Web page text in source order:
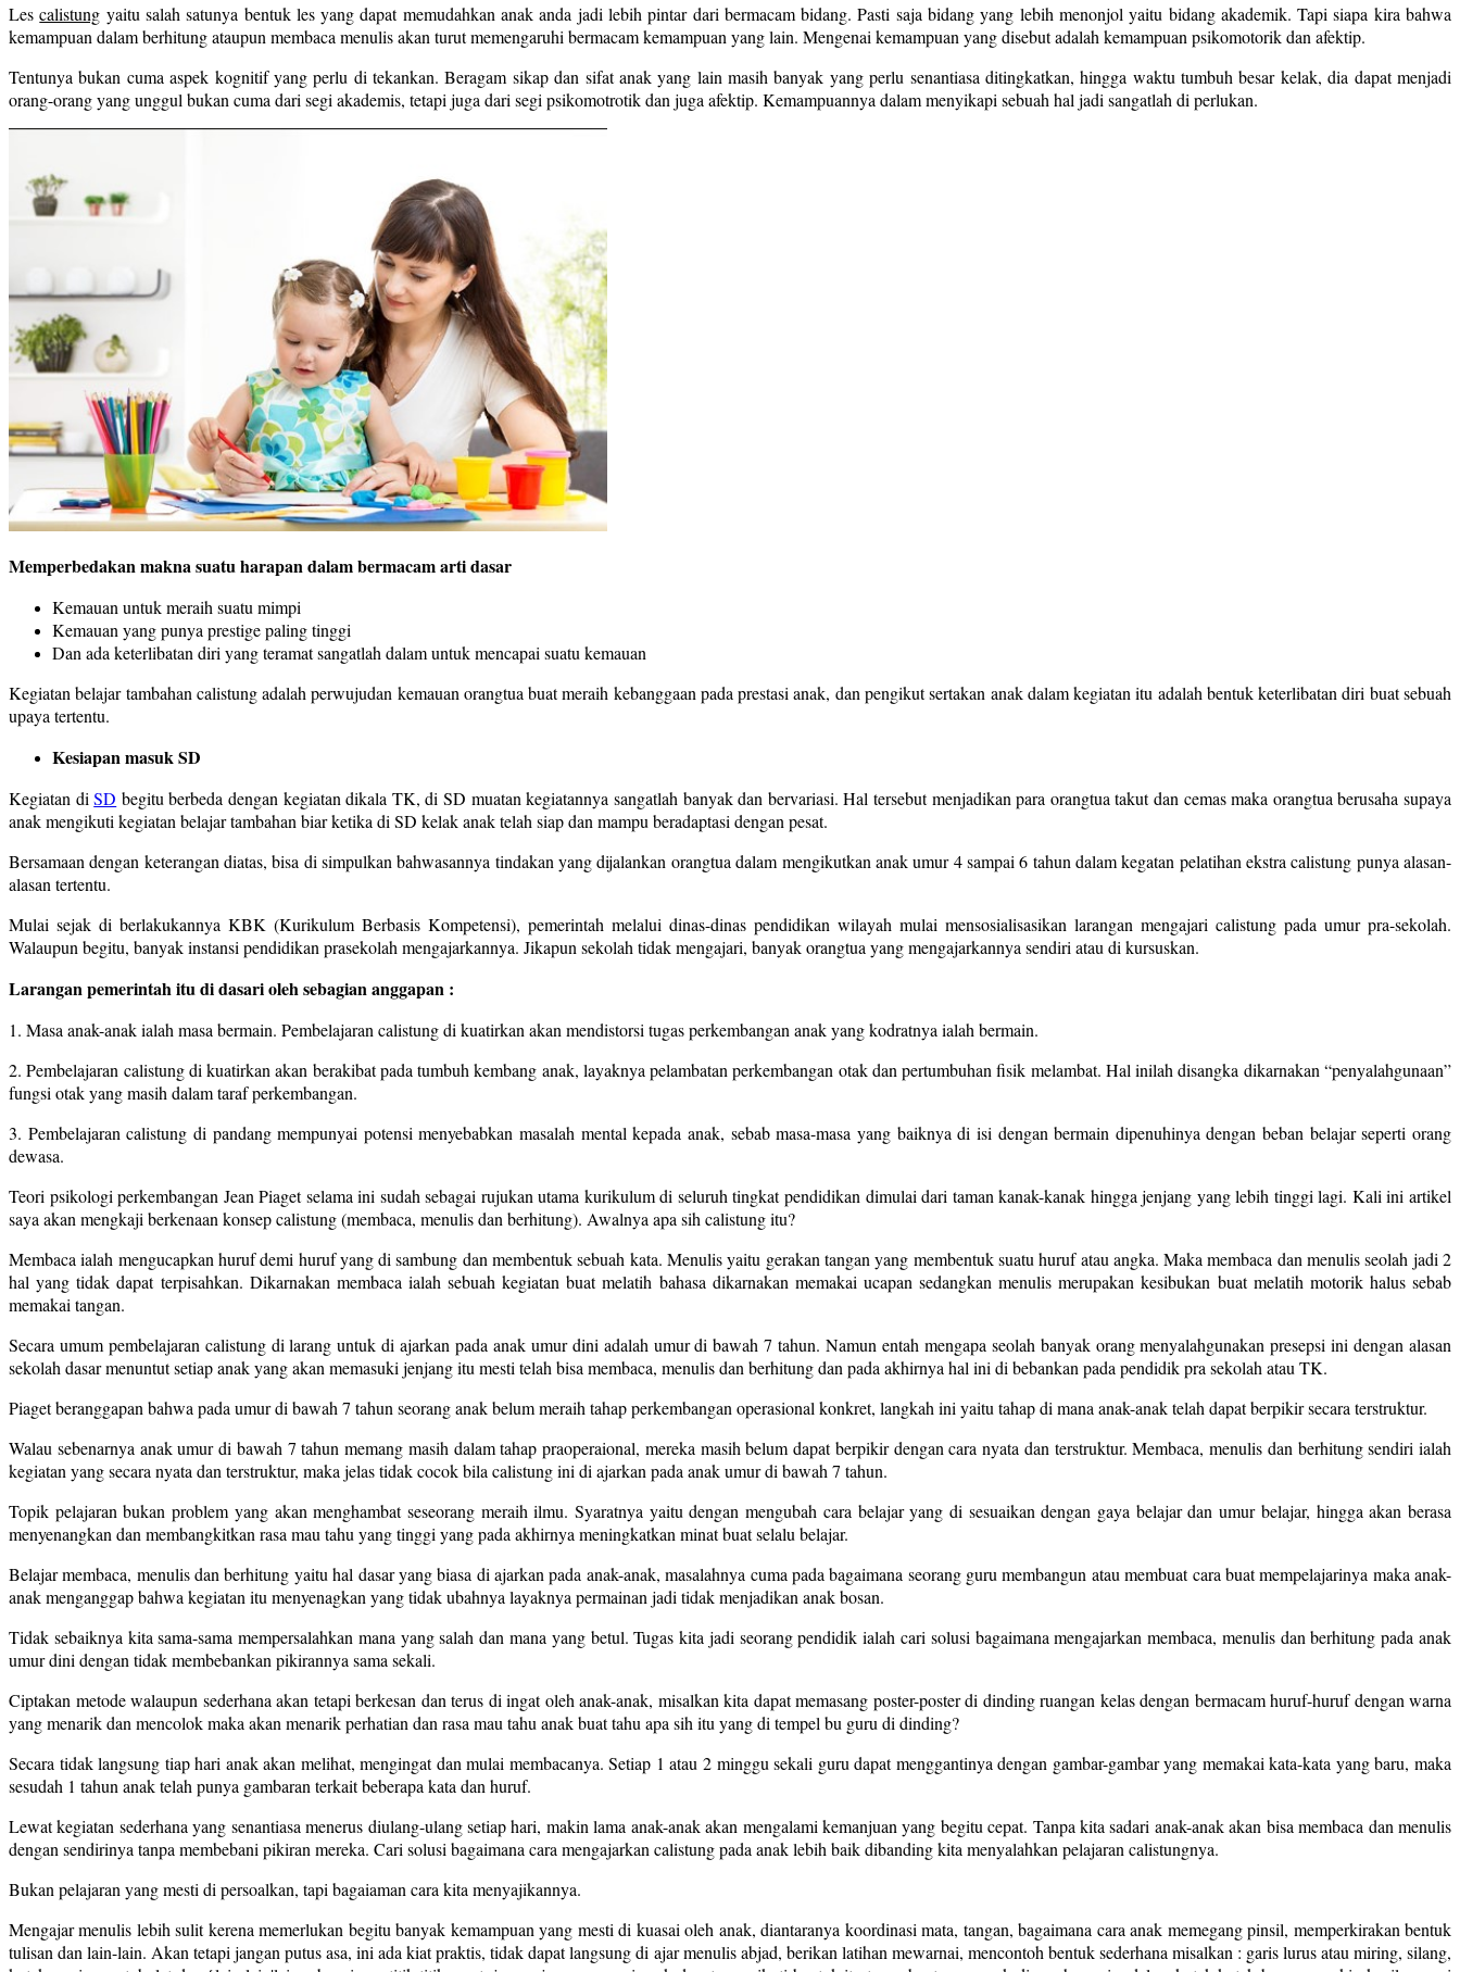
Lescalistung yaitu salah satunya bentuk les yang dapat memudahkan anak anda jadi lebih pintar dari bermacam bidang. Pasti saja bidang yang lebih menonjol yaitu bidang akademik. Tapi siapa kira bahwa
kemampuan dalam berhitung ataupun membaca menulis akan turut memengaruhi bermacam kemampuan yang lain. Mengenai kemampuan yang disebut adalah kemampuan psikomotorik dan afektip.
Tentunya bukan cuma aspek kognitif yang perlu di tekankan. Beragam sikap dan sifat anak yang lain masih banyak yang perlu senantiasa ditingkatkan, hingga waktu tumbuh besar kelak, dia dapat menjadi
orang-orang yang unggul bukan cuma dari segi akademis, tetapi juga dari segi psikomotrotik dan juga afektip. Kemampuannya dalam menyikapi sebuah hal jadi sangatlah di perlukan.
Memperbedakan makna suatu harapan dalam bermacam arti dasar
Kemauan untuk meraih suatu mimpi
Kemauan yang punya prestige paling tinggi
Dan ada keterlibatan diri yang teramat sangatlah dalam untuk mencapai suatu kemauan
Kegiatan belajar tambahan calistung adalah perwujudan kemauan orangtua buat meraih kebanggaan pada prestasi anak, dan pengikut sertakan anak dalam kegiatan itu adalah bentuk keterlibatan diri buat sebuah
upaya tertentu.
Kesiapan masuk SD
Kegiatan diSD begitu berbeda dengan kegiatan dikala TK, di SD muatan kegiatannya sangatlah banyak dan bervariasi. Hal tersebut menjadikan para orangtua takut dan cemas maka orangtua berusaha supaya
anak mengikuti kegiatan belajar tambahan biar ketika di SD kelak anak telah siap dan mampu beradaptasi dengan pesat.
Bersamaan dengan keterangan diatas, bisa di simpulkan bahwasannya tindakan yang dijalankan orangtua dalam mengikutkan anak umur 4 sampai 6 tahun dalam kegatan pelatihan ekstra calistung punya alasan-
alasan tertentu.
Mulai sejak di berlakukannya KBK (Kurikulum Berbasis Kompetensi), pemerintah melalui dinas-dinas pendidikan wilayah mulai mensosialisasikan larangan mengajari calistung pada umur pra-sekolah.
Walaupun begitu, banyak instansi pendidikan prasekolah mengajarkannya. Jikapun sekolah tidak mengajari, banyak orangtua yang mengajarkannya sendiri atau di kursuskan.
Larangan pemerintah itu di dasari oleh sebagian anggapan :
1. Masa anak-anak ialah masa bermain. Pembelajaran calistung di kuatirkan akan mendistorsi tugas perkembangan anak yang kodratnya ialah bermain.
2. Pembelajaran calistung di kuatirkan akan berakibat pada tumbuh kembang anak, layaknya pelambatan perkembangan otak dan pertumbuhan fisik melambat. Hal inilah disangka dikarnakan “penyalahgunaan”
fungsi otak yang masih dalam taraf perkembangan.
3. Pembelajaran calistung di pandang mempunyai potensi menyebabkan masalah mental kepada anak, sebab masa-masa yang baiknya di isi dengan bermain dipenuhinya dengan beban belajar seperti orang
dewasa.
Teori psikologi perkembangan Jean Piaget selama ini sudah sebagai rujukan utama kurikulum di seluruh tingkat pendidikan dimulai dari taman kanak-kanak hingga jenjang yang lebih tinggi lagi. Kali ini artikel
saya akan mengkaji berkenaan konsep calistung (membaca, menulis dan berhitung). Awalnya apa sih calistung itu?
Membaca ialah mengucapkan huruf demi huruf yang di sambung dan membentuk sebuah kata. Menulis yaitu gerakan tangan yang membentuk suatu huruf atau angka. Maka membaca dan menulis seolah jadi 2
hal yang tidak dapat terpisahkan. Dikarnakan membaca ialah sebuah kegiatan buat melatih bahasa dikarnakan memakai ucapan sedangkan menulis merupakan kesibukan buat melatih motorik halus sebab
memakai tangan.
Secara umum pembelajaran calistung di larang untuk di ajarkan pada anak umur dini adalah umur di bawah 7 tahun. Namun entah mengapa seolah banyak orang menyalahgunakan presepsi ini dengan alasan
sekolah dasar menuntut setiap anak yang akan memasuki jenjang itu mesti telah bisa membaca, menulis dan berhitung dan pada akhirnya hal ini di bebankan pada pendidik pra sekolah atau TK.
Piaget beranggapan bahwa pada umur di bawah 7 tahun seorang anak belum meraih tahap perkembangan operasional konkret, langkah ini yaitu tahap di mana anak-anak telah dapat berpikir secara terstruktur.
Walau sebenarnya anak umur di bawah 7 tahun memang masih dalam tahap praoperaional, mereka masih belum dapat berpikir dengan cara nyata dan terstruktur. Membaca, menulis dan berhitung sendiri ialah
kegiatan yang secara nyata dan terstruktur, maka jelas tidak cocok bila calistung ini di ajarkan pada anak umur di bawah 7 tahun.
Topik pelajaran bukan problem yang akan menghambat seseorang meraih ilmu. Syaratnya yaitu dengan mengubah cara belajar yang di sesuaikan dengan gaya belajar dan umur belajar, hingga akan berasa
menyenangkan dan membangkitkan rasa mau tahu yang tinggi yang pada akhirnya meningkatkan minat buat selalu belajar.
Belajar membaca, menulis dan berhitung yaitu hal dasar yang biasa di ajarkan pada anak-anak, masalahnya cuma pada bagaimana seorang guru membangun atau membuat cara buat mempelajarinya maka anak-
anak menganggap bahwa kegiatan itu menyenagkan yang tidak ubahnya layaknya permainan jadi tidak menjadikan anak bosan.
Tidak sebaiknya kita sama-sama mempersalahkan mana yang salah dan mana yang betul. Tugas kita jadi seorang pendidik ialah cari solusi bagaimana mengajarkan membaca, menulis dan berhitung pada anak
umur dini dengan tidak membebankan pikirannya sama sekali.
Ciptakan metode walaupun sederhana akan tetapi berkesan dan terus di ingat oleh anak-anak, misalkan kita dapat memasang poster-poster di dinding ruangan kelas dengan bermacam huruf-huruf dengan warna
yang menarik dan mencolok maka akan menarik perhatian dan rasa mau tahu anak buat tahu apa sih itu yang di tempel bu guru di dinding?
Secara tidak langsung tiap hari anak akan melihat, mengingat dan mulai membacanya. Setiap 1 atau 2 minggu sekali guru dapat menggantinya dengan gambar-gambar yang memakai kata-kata yang baru, maka
sesudah 1 tahun anak telah punya gambaran terkait beberapa kata dan huruf.
Lewat kegiatan sederhana yang senantiasa menerus diulang-ulang setiap hari, makin lama anak-anak akan mengalami kemanjuan yang begitu cepat. Tanpa kita sadari anak-anak akan bisa membaca dan menulis
dengan sendirinya tanpa membebani pikiran mereka. Cari solusi bagaimana cara mengajarkan calistung pada anak lebih baik dibanding kita menyalahkan pelajaran calistungnya.
Bukan pelajaran yang mesti di persoalkan, tapi bagaiaman cara kita menyajikannya.
Mengajar menulis lebih sulit kerena memerlukan begitu banyak kemampuan yang mesti di kuasai oleh anak, diantaranya koordinasi mata, tangan, bagaimana cara anak memegang pinsil, memperkirakan bentuk
tulisan dan lain-lain. Akan tetapi jangan putus asa, ini ada kiat praktis, tidak dapat langsung di ajar menulis abjad, berikan latihan mewarnai, mencontoh bentuk sederhana misalkan : garis lurus atau miring, silang,